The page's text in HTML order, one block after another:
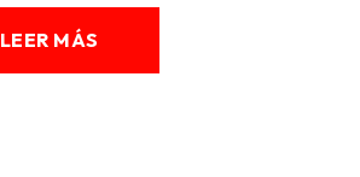
LEER MÁS